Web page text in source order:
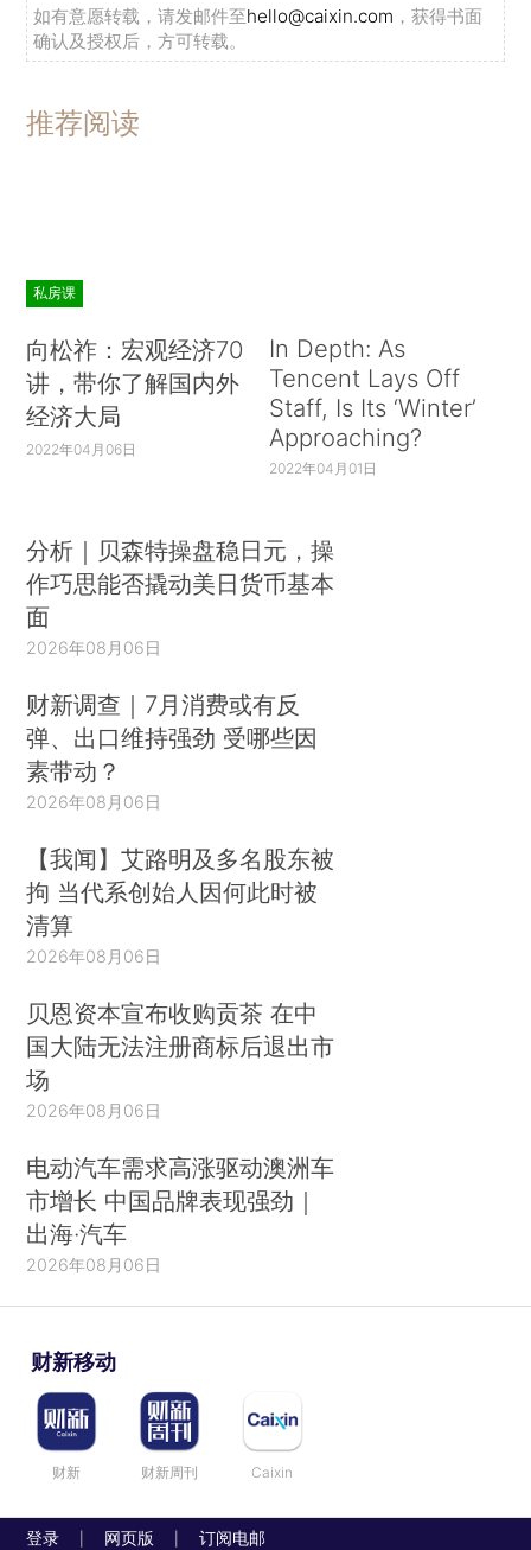
如有意愿转载，请发邮件至hello@caixin.com ，获得书面
确认及授权后，方可转载。
推荐阅读
私房课
向松祚：宏观经济70
讲，带你了解国内外
经济大局
2022年04月06日
In Depth: As
Tencent Lays Off
Staff, Is Its ‘Winter’
Approaching?
2022年04月01日
分析｜贝森特操盘稳日元，操
作巧思能否撬动美日货币基本
面
2026年08月06日
财新调查｜7月消费或有反
弹、出口维持强劲 受哪些因
素带动？
2026年08月06日
【我闻】艾路明及多名股东被
拘 当代系创始人因何此时被
清算
2026年08月06日
贝恩资本宣布收购贡茶 在中
国大陆无法注册商标后退出市
场
2026年08月06日
电动汽车需求高涨驱动澳洲车
市增长 中国品牌表现强劲｜
出海·汽车
2026年08月06日
财新移动
财新 财新周刊 Caixin
登录 网页版 订阅电邮